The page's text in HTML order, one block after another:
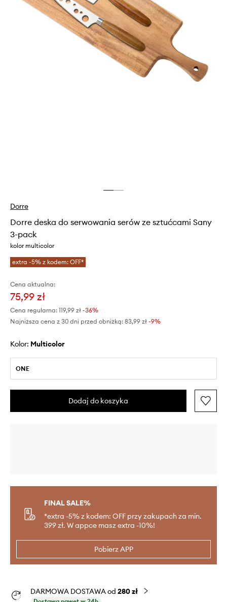
Dorre
Dorre deska do serwowania serów ze sztućcami Sany
3-pack
kolor multicolor
extra -5% z kodem: OFF*
Cena aktualna:
75,99 zł
Cena regularna: 119,99 zł -36%
Najniższa cena z 30 dni przed obniżką: 83,99 zł -9%
Kolor: multicolor
ONE
Dodaj do koszyka
FINAL SALE%
*extra -5% z kodem: OFF przy zakupach za min.
399 zł. W appce masz extra -10%!
Pobierz APP
DARMOWA DOSTAWA od 280 zł